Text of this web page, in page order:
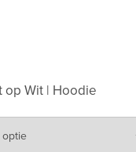
op Wit | Hoodie